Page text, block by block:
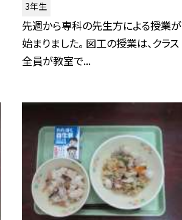
3年生
先週から専科の先生方による授業が
始まりました。 図工の授業は、クラス
全員が教室で...